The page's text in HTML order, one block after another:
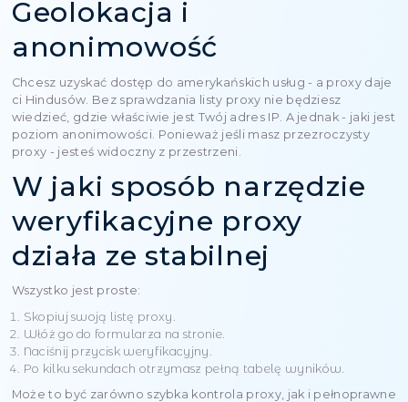
Stabilność - czy połączenie spada co 3 sekundy.
I to wszystko - poprzez sprawdzanie online proxy
kilka sekund widzisz całą prawdę.
Dlaczego ważne jest
sprawdzenie proxy
użyciem?
Bezpieczeństwo i
Korzystając z niezweryfikowanego serwera proxy,
podejmujesz ryzyko danych. Niektóre serwery
wypoczynkowe, zastępując IPS lub ogólnie
wszystkie strony trzecie. Ale sprawdzenie proxy
pozwala wykryć go przed opróżnieniem ważnych